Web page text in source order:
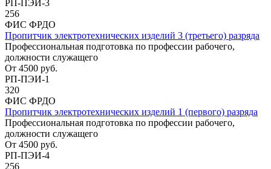
РП-ПЭИ-3
256
ФИС ФРДО
Пропитчик электротехнических изделий 3 (третьего) разряда
Профессиональная подготовка по профессии рабочего,
должности служащего
От 4500 руб.
РП-ПЭИ-1
320
ФИС ФРДО
Пропитчик электротехнических изделий 1 (первого) разряда
Профессиональная подготовка по профессии рабочего,
должности служащего
От 4500 руб.
РП-ПЭИ-4
256